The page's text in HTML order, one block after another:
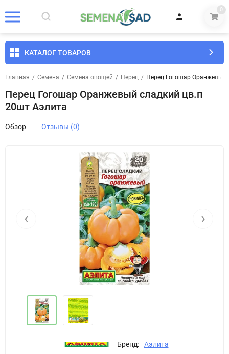
0
КАТАЛОГ ТОВАРОВ
Главная / Семена / Семена овощей / Перец / Перец Гогошар Оранжевый
Перец Гогошар Оранжевый сладкий цв.п
20шт Аэлита
Обзор Отзывы (0)
‹ ›
Бренд: Аэлита